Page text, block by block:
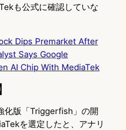
も公式に確認していな
Dips Premarket After
Says Google
AI Chip With MediaTek
化版「Triggerfish」の開
を選定したと、アナリ